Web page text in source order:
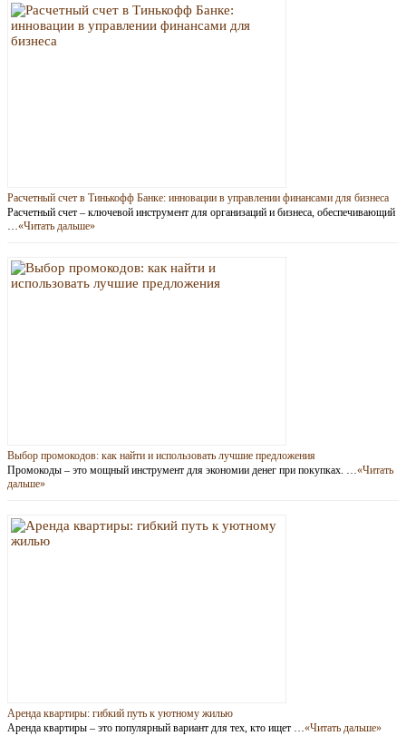
Расчетный счет в Тинькофф Банке: инновации в управлении финансами для бизнеса
Расчетный счет – ключевой инструмент для организаций и бизнеса, обеспечивающий
…«Читать дальше»
Выбор промокодов: как найти и использовать лучшие предложения
Промокоды – это мощный инструмент для экономии денег при покупках. …«Читать
дальше»
Аренда квартиры: гибкий путь к уютному жилью
Аренда квартиры – это популярный вариант для тех, кто ищет …«Читать дальше»